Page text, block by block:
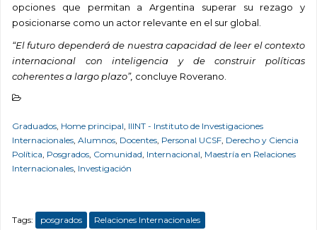
opciones que permitan a Argentina superar su rezago y
posicionarse como un actor relevante en el sur global.
“El futuro dependerá de nuestra capacidad de leer el contexto
internacional con inteligencia y de construir políticas
coherentes a largo plazo”, concluye Roverano.
Graduados Home principal IIINT - Instituto de Investigaciones
Internacionales Alumnos Docentes Personal UCSF Derecho y Ciencia
Política Posgrados Comunidad Internacional Maestría en Relaciones
Internacionales Investigación
Tags: posgrados
Relaciones Internacionales